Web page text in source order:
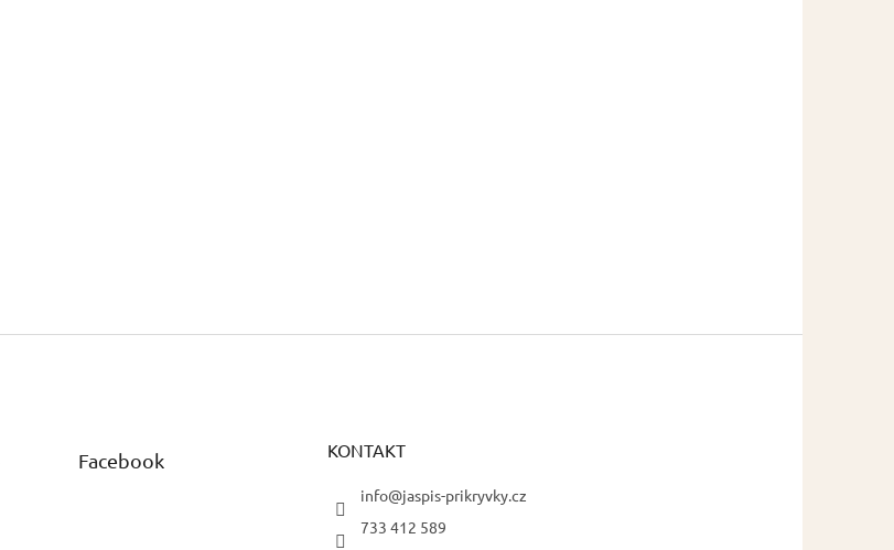
Facebook KONTAKT
info@jaspis-prikryvky.cz
733 412 589